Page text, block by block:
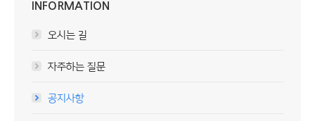
INFORMATION
오시는 길
자주하는 질문
공지사항